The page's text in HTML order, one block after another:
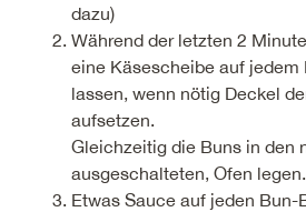
dazu)
Während der letzten 2
eine Käsescheibe auf jedem
lassen, wenn nötig Deckel
aufsetzen.
Gleichzeitig die Buns in den
ausgeschalteten, Ofen legen.
Etwas Sauce auf jeden Bun-